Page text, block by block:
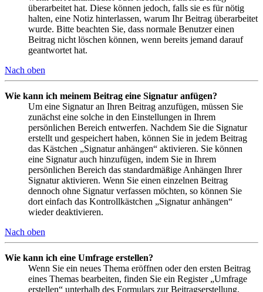
überarbeitet hat. Diese können jedoch, falls sie es für nötig
halten, eine Notiz hinterlassen, warum Ihr Beitrag überarbeitet
wurde. Bitte beachten Sie, dass normale Benutzer einen
Beitrag nicht löschen können, wenn bereits jemand darauf
geantwortet hat.
Nach oben
Wie kann ich meinem Beitrag eine Signatur anfügen?
Um eine Signatur an Ihren Beitrag anzufügen, müssen Sie
zunächst eine solche in den Einstellungen in Ihrem
persönlichen Bereich entwerfen. Nachdem Sie die Signatur
erstellt und gespeichert haben, können Sie in jedem Beitrag
das Kästchen „Signatur anhängen“ aktivieren. Sie können
eine Signatur auch hinzufügen, indem Sie in Ihrem
persönlichen Bereich das standardmäßige Anhängen Ihrer
Signatur aktivieren. Wenn Sie einen einzelnen Beitrag
dennoch ohne Signatur verfassen möchten, so können Sie
dort einfach das Kontrollkästchen „Signatur anhängen“
wieder deaktivieren.
Nach oben
Wie kann ich eine Umfrage erstellen?
Wenn Sie ein neues Thema eröffnen oder den ersten Beitrag
eines Themas bearbeiten, finden Sie ein Register „Umfrage
erstellen“ unterhalb des Formulars zur Beitragserstellung.